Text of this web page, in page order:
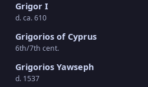
Grigor I
d. ca. 610
Grigorios of Cyprus
6th/7th cent.
Grigorios Yawseph
d. 1537